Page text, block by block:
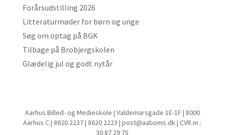
Forårsudstilling 2026
Litteraturmøder for børn og unge
Søg om optag på BGK
Tilbage på Brobjergskolen
Glædelig jul og godt nytår
Aarhus Billed- og Medieskole | Valdemarsgade 1E-1F | 8000
Aarhus C | 8620 2237 | 8620 2223 | post@aaboms.dk | CVR.nr.:
30 87 29 75